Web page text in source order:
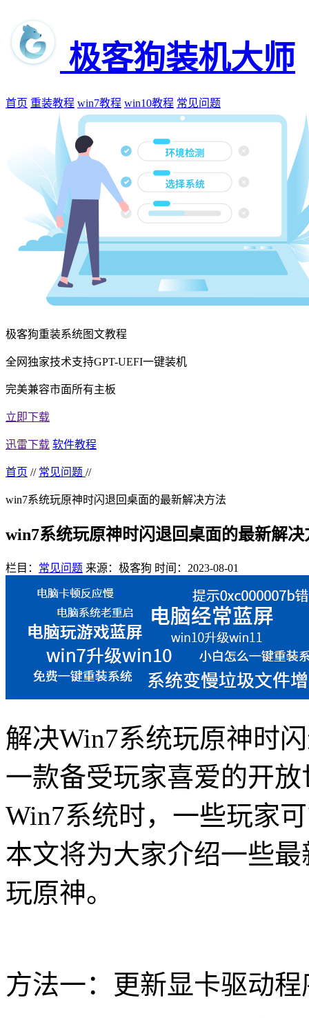
极客狗装机大师
首页 重装教程 win7教程 win10教程 常见问题
极客狗重装系统图文教程
全网独家技术支持GPT-UEFI一键装机
完美兼容市面所有主板
立即下载
迅雷下载 软件教程
首页 // 常见问题 //
win7系统玩原神时闪退回桌面的最新解决方法
win7系统玩原神时闪退回桌面的最新解决
栏目： 常见问题 来源：极客狗 时间：2023-08-01
解决Win7系统玩原神时
一款备受玩家喜爱的开
Win7系统时，一些玩家
本文将为大家介绍一些
玩原神。
方法一：更新显卡驱动